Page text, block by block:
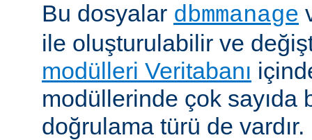
Bu dosyalar dbmmanage
ile oluşturulabilir ve
modülleri Veritabanı
modüllerinde çok sayıda
doğrulama türü de vardır.